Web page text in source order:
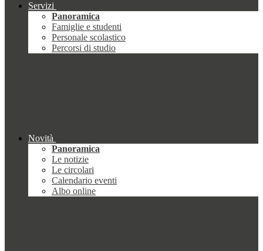
Servizi
Panoramica
Famiglie e studenti
Personale scolastico
Percorsi di studio
Novità
Panoramica
Le notizie
Le circolari
Calendario eventi
Albo online